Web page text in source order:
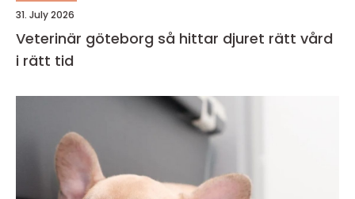
31. July 2026
Veterinär göteborg så hittar djuret rätt vård
i rätt tid